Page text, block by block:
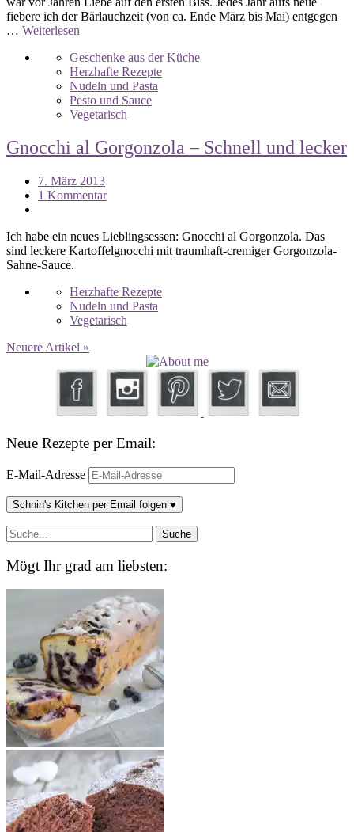
fiebere ich der Bärlauchzeit (von ca. Ende März bis Mai) entgegen
… Weiterlesen
Geschenke aus der Küche
Herzhafte Rezepte
Nudeln und Pasta
Pesto und Sauce
Vegetarisch
Gnocchi al Gorgonzola – Schnell und lecker
7. März 2013
1 Kommentar
Ich habe ein neues Lieblingsessen: Gnocchi al Gorgonzola. Das
sind leckere Kartoffelgnocchi mit traumhaft-cremiger Gorgonzola-
Sahne-Sauce.
Herzhafte Rezepte
Nudeln und Pasta
Vegetarisch
Neuere Artikel »
Neue Rezepte per Email:
E-Mail-Adresse
Schnin's Kitchen per Email folgen ♥
Mögt Ihr grad am liebsten: